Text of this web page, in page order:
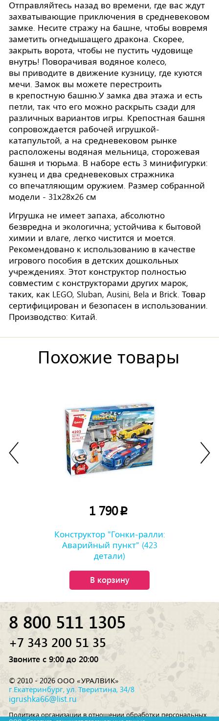
Отправляйтесь назад во времени, где вас ждут
захватывающие приключения в средневековом
замке. Несите стражу на башне, чтобы вовремя
заметить огнедышащего дракона. Скорее,
закрыть ворота, чтобы не пустить чудовище
внутрь! Поворачивая водяное колесо,
вы приводите в движение кузницу, где куются
мечи. Замок вы можете перестроить
в крепостную башню.У замка два этажа и есть
петли, так что его можно раскрыть сзади для
различных вариантов игры. Крепостная башня
сопровождается рабочей игрушкой-
катапультой, а на средневековом рынке
расположены водяная мельница, сторожевая
башня и тюрьма. В наборе есть 3 минифигурки:
кузнец и два средневековых стражника
со впечатляющим оружием. Размер собранной
модели - 31х28х26 см
Игрушка не имеет запаха, абсолютно
безвредна и экологична; устойчива к бытовой
химии и влаге, легко чистится и моется.
Рекомендовано к использованию в качестве
игрового пособия в детских дошкольных
учреждениях. Этот конструктор полностью
совместим с конструкторами других марок,
таких, как LEGO, Sluban, Ausini, Bela и Brick. Товар
сертифицирован и безопасен в использовании.
Производство: Китай.
Похожие товары
1 790p
Конструктор "Гонки-ралли:
Аварийный пункт" (423
детали)
В корзину
8 800 511 1305
+7 343 200 51 35
Звоните с 9:00 до 20:00
© 2010 - 2026 ООО «УРАЛВИК»
г.Екатеринбург, ул. Тверитина, 34/8
igrushka66@list.ru
Политика организации в отношении обработки персональных